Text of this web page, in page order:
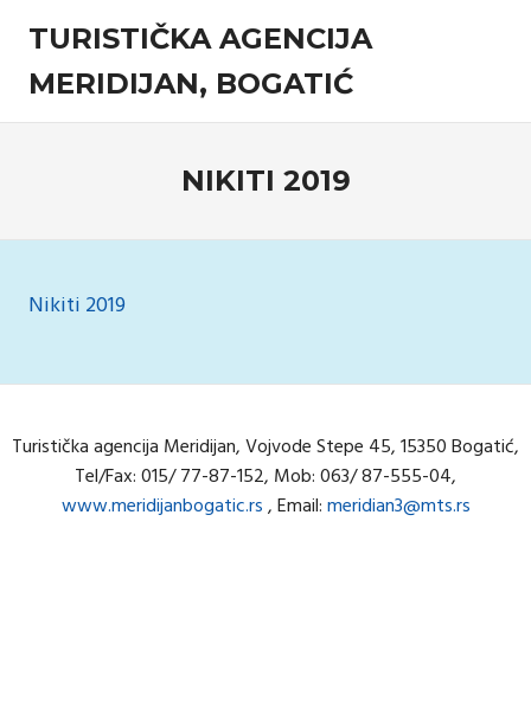
content
TURISTIČKA AGENCIJA
MERIDIJAN, BOGATIĆ
Turistička
NIKITI 2019
Nikiti 2019
Turistička agencija Meridijan, Vojvode Stepe 45, 15350 Bogatić,
Tel/Fax: 015/ 77-87-152, Mob: 063/ 87-555-04,
www.meridijanbogatic.rs, Email:meridian3@mts.rs